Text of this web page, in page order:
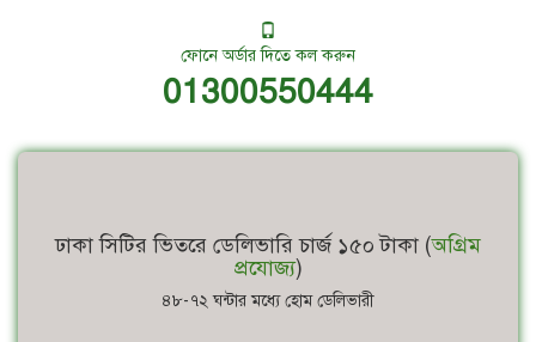
ফোনে অর্ডার দিতে কল করুন
01300550444
ঢাকা সিটির ভিতরে ডেলিভারি চার্জ ১৫০ টাকা (অগ্রিম
প্রযোজ্য)
৪৮-৭২ ঘন্টার মধ্যে হোম ডেলিভারী